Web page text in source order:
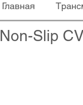
Главная
Non-Slip